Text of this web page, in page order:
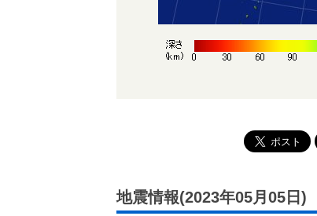
地震情報(2023年05月05日)